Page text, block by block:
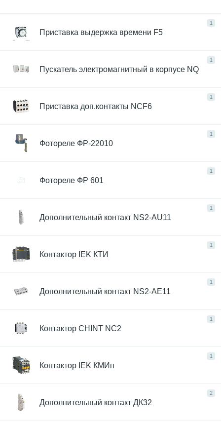
1
Приставка выдержка времени F5
1
Пускатель электромагнитный в корпусе NQ
1
Приставка доп.контакты NCF6
1
Фотореле ФР-22010
1
Фотореле ФР 601
1
Дополнительный контакт NS2-AU11
1
Контактор IEK КТИ
1
Дополнительный контакт NS2-AE11
1
Контактор CHINT NC2
1
Контактор IEK КМИп
2
Дополнительный контакт ДК32